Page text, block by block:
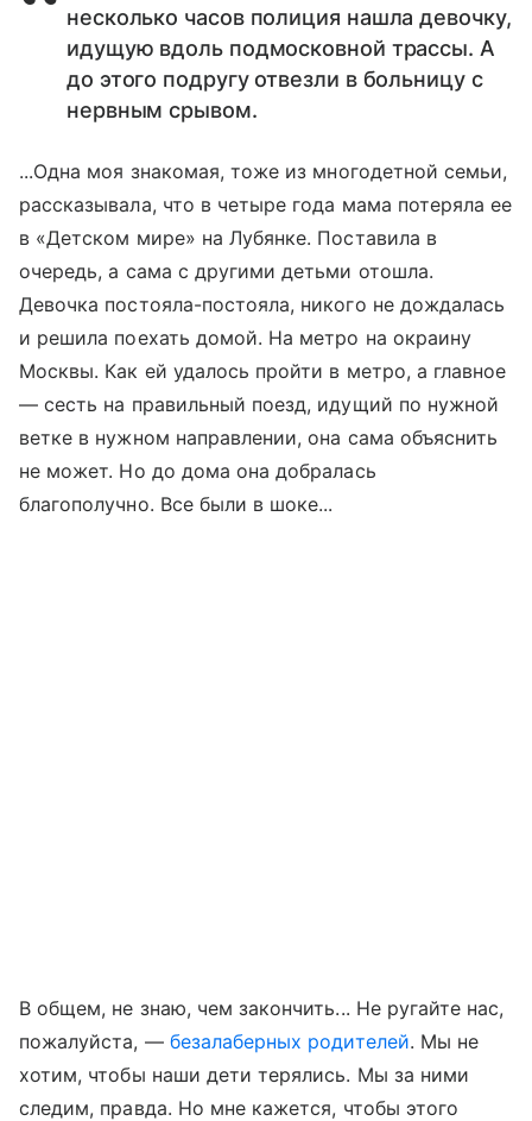
несколько часов полиция нашла девочку,
идущую вдоль подмосковной трассы. А
до этого подругу отвезли в больницу с
нервным срывом.
...Одна моя знакомая, тоже из многодетной семьи,
рассказывала, что в четыре года мама потеряла ее
в «Детском мире» на Лубянке. Поставила в
очередь, а сама с другими детьми отошла.
Девочка постояла-постояла, никого не дождалась
и решила поехать домой. На метро на окраину
Москвы. Как ей удалось пройти в метро, а главное
— сесть на правильный поезд, идущий по нужной
ветке в нужном направлении, она сама объяснить
не может. Но до дома она добралась
благополучно. Все были в шоке...
В общем, не знаю, чем закончить... Не ругайте нас,
пожалуйста, — безалаберных родителей. Мы не
хотим, чтобы наши дети терялись. Мы за ними
следим, правда. Но мне кажется, чтобы этого